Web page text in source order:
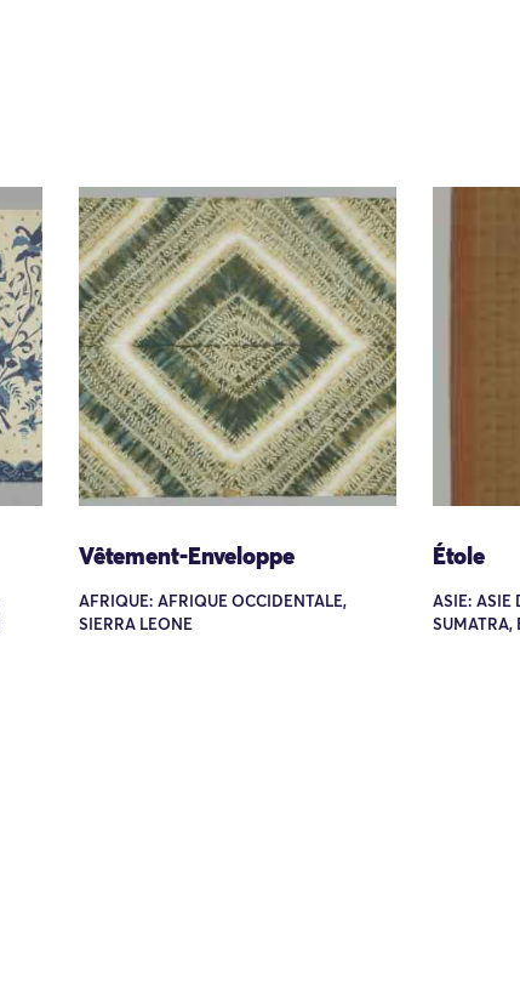
Vêtement-Enveloppe
AFRIQUE: AFRIQUE OCCIDENTALE,
SIERRA LEONE
Étole
ASIE: ASIE
SUMATRA,